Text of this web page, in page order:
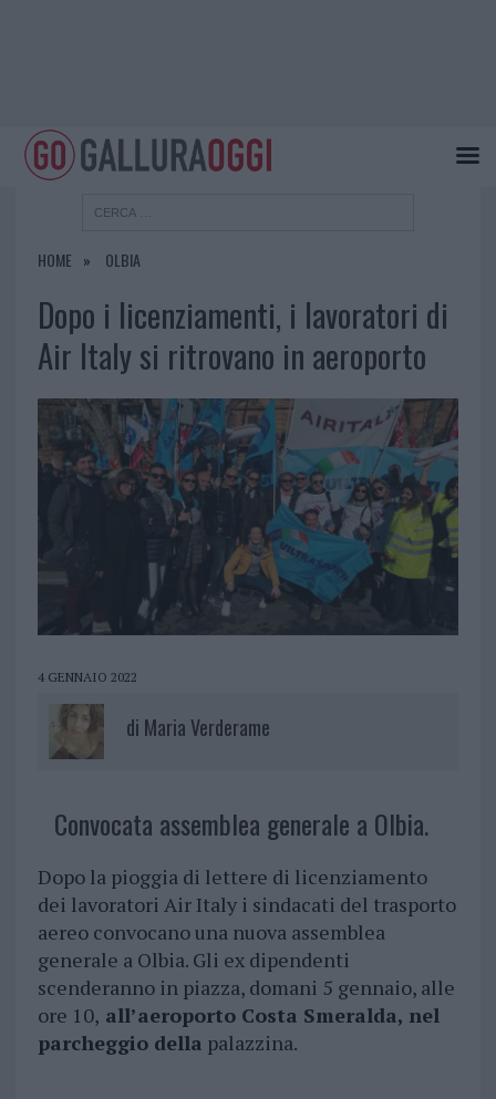
HOME OLBIA
Dopo i licenziamenti, i lavoratori di
Air Italy si ritrovano in aeroporto
4 GENNAIO 2022
di Maria Verderame
Convocata assemblea generale a Olbia.
Dopo la pioggia di lettere di licenziamento
dei lavoratori Air Italy i sindacati del trasporto
aereo convocano una nuova assemblea
generale a Olbia. Gli ex dipendenti
scenderanno in piazza, domani 5 gennaio, alle
ore 10, all’aeroporto Costa Smeralda, nel
parcheggio della palazzina.